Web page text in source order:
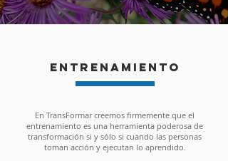
entrenamiento
En TransFormar creemos firmemente que el
entrenamiento es una herramienta poderosa de
transformación si y sólo si cuando las personas
toman acción y ejecutan lo aprendido.